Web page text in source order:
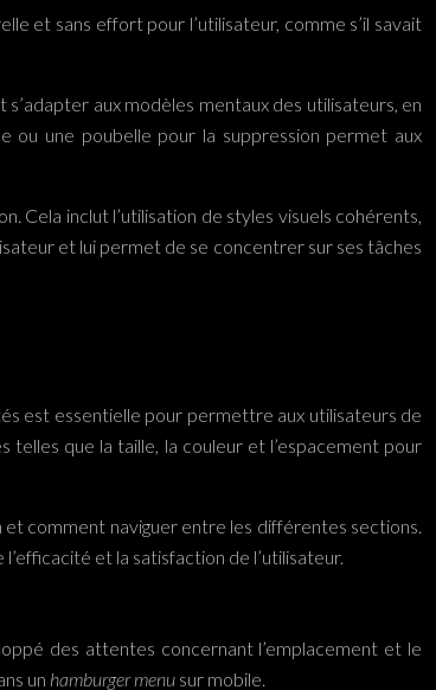
et sans effort pour l’utilisateur, comme s’il savait
aux modèles mentaux des utilisateurs, en
ou une poubelle pour la suppression permet aux
Cela inclut l’utilisation de styles visuels cohérents,
et lui permet de se concentrer sur ses tâches
est essentielle pour permettre aux utilisateurs de
que la taille, la couleur et l’espacement pour
et comment naviguer entre les différentes sections.
et la satisfaction de l’utilisateur.
des attentes concernant l’emplacement et le
un hamburger menu sur mobile.